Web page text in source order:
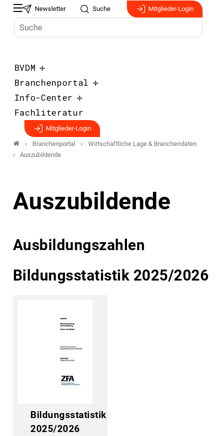
Newsletter Suche Mitglieder-Login
BVDM
Branchenportal
Info-Center
Fachliteratur
Mitglieder-Login
Branchenportal
Wirtschaftliche Lage & Branchendaten
Auszubildende
Auszubildende
Ausbildungszahlen
Bildungsstatistik 2025/2026
Bildungsstatistik
2025/2026